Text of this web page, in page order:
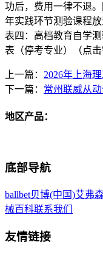
功后，费用一律不退
年实践环节测验课程
表四：高档教育自学
表（停考专业）（点击
上一篇： 2026年上海
下一篇： 常州联威从
地区产品：
底部导航
ballbet贝博(中国)艾弗
械百科联系我们
友情链接